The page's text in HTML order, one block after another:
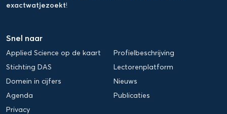
exactwatjezoekt!
Snel naar
Applied Science op de kaart
Profielbeschrijving
Stichting DAS
Lectorenplatform
Domein in cijfers
Nieuws
Agenda
Publicaties
Privacy